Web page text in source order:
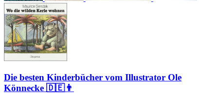
Die besten Kinderbücher vom Illustrator Ole
Könnecke 🇩🇪👨